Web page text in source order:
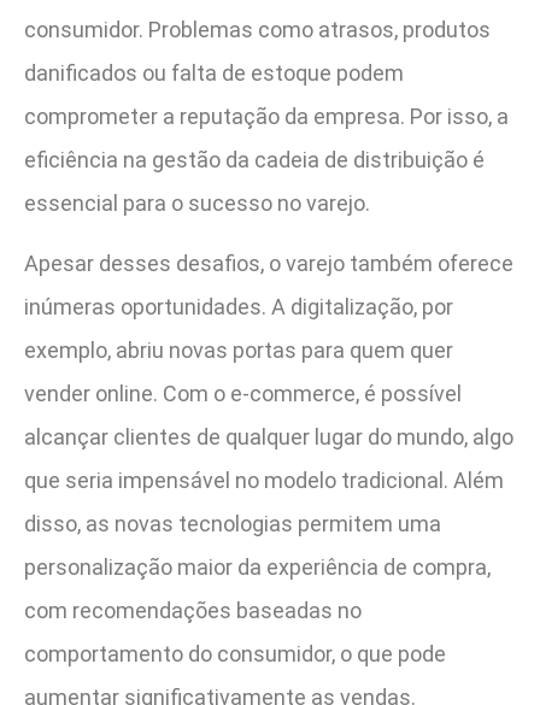
consumidor. Problemas como atrasos, produtos
danificados ou falta de estoque podem
comprometer a reputação da empresa. Por isso, a
eficiência na gestão da cadeia de distribuição é
essencial para o sucesso no varejo.
Apesar desses desafios, o varejo também oferece
inúmeras oportunidades. A digitalização, por
exemplo, abriu novas portas para quem quer
vender online. Com o e-commerce, é possível
alcançar clientes de qualquer lugar do mundo, algo
que seria impensável no modelo tradicional. Além
disso, as novas tecnologias permitem uma
personalização maior da experiência de compra,
com recomendações baseadas no
comportamento do consumidor, o que pode
aumentar significativamente as vendas.